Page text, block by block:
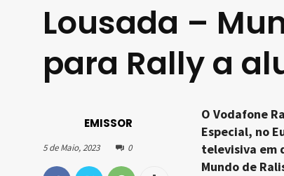
Lousada –
para Rally a
EMISSOR
5 de Maio, 2023 0
O Vodafone
Especial, no
televisiva em
Mundo de